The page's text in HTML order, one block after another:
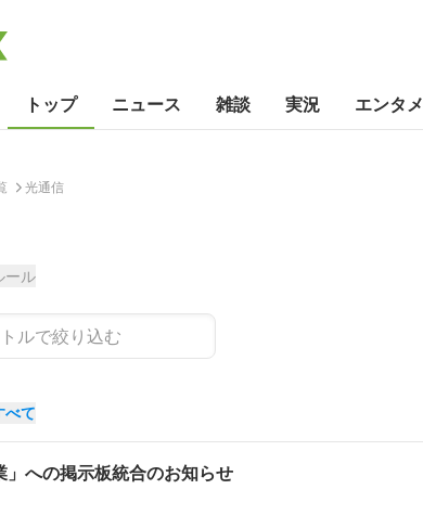
トップ ニュース 雑談 実況 エンタメ
光通信
ール
べて
」への掲示板統合のお知らせ